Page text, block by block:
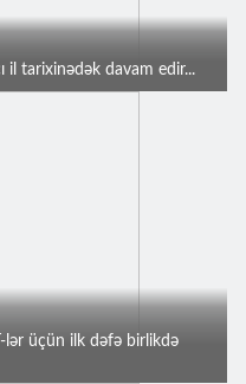
il tarixinədək davam edir...
lər üçün ilk dəfə birlikdə